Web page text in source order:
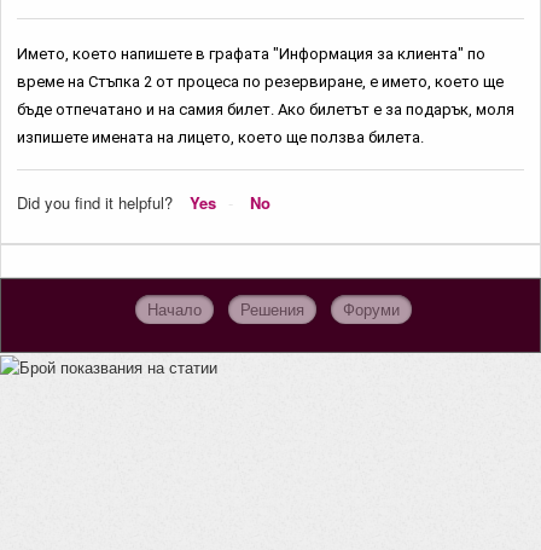
Името, което напишете в графата "Информация за клиента" по
време на Стъпка 2 от процеса по резервиране, е името, което ще
бъде отпечатано и на самия билет. Ако билетът е за подарък, моля
изпишете имената на лицето, което ще ползва билета.
Did you find it helpful? Yes No
Начало Решения Форуми